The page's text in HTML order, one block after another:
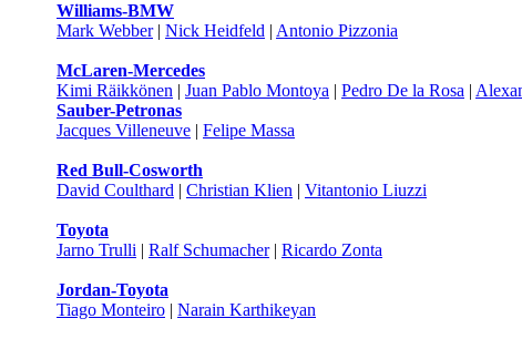
Williams-BMW
Mark Webber| Nick Heidfeld | Antonio Pizzonia
McLaren-Mercedes
Kimi Räikkönen | Juan Pablo Montoya | Pedro De la Rosa |
Sauber-Petronas
Jacques Villeneuve | Felipe Massa
Red Bull-Cosworth
David Coulthard | Christian Klien | Vitantonio Liuzzi
Toyota
Jarno Trulli | Ralf Schumacher| Ricardo Zonta
Jordan-Toyota
Tiago Monteiro | Narain Karthikeyan